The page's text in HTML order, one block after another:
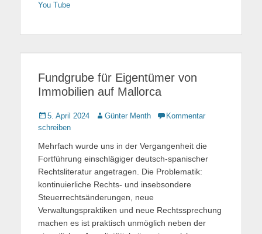
You Tube
Fundgrube für Eigentümer von
Immobilien auf Mallorca
Gepostet
am
5. April 2024 AutorGünter Menth
Kommentar
schreiben
Mehrfach wurde uns in der Vergangenheit die
Fortführung einschlägiger deutsch-spanischer
Rechtsliteratur angetragen. Die Problematik:
kontinuierliche Rechts- und insebsondere
Steuerrechtsänderungen, neue
Verwaltungspraktiken und neue Rechtssprechung
machen es ist praktisch unmöglich neben der